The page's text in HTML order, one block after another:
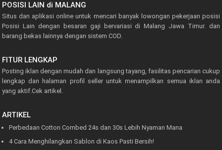
POSISI LAIN di MALANG
Situs dan aplikasi online untuk mencari banyak lowongan pekerjaan posisi
Posisi Lain dengan besaran gaji bervariasi di Malang Jawa Timur. dan
barang bekas lainnya dengan sistem COD.
FITUR LENGKAP
Posting iklan dengan mudah dan langsung tayang, fasilitas pencarian cukup
lengkap dan halaman profil seller untuk menampilkan semua iklan anda
yang aktif. Cek artikel.
ARTIKEL
Perbedaan Cotton Combed 24s dan 30s Lebih Nyaman Mana
4 Cara Menghilangkan Sablon di Kaos Pasti Bersih!